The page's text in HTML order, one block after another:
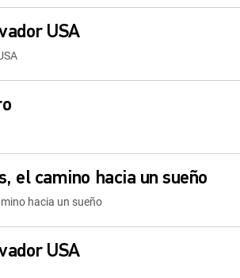
USA
el camino hacia un sueño
hacia un sueño
USA